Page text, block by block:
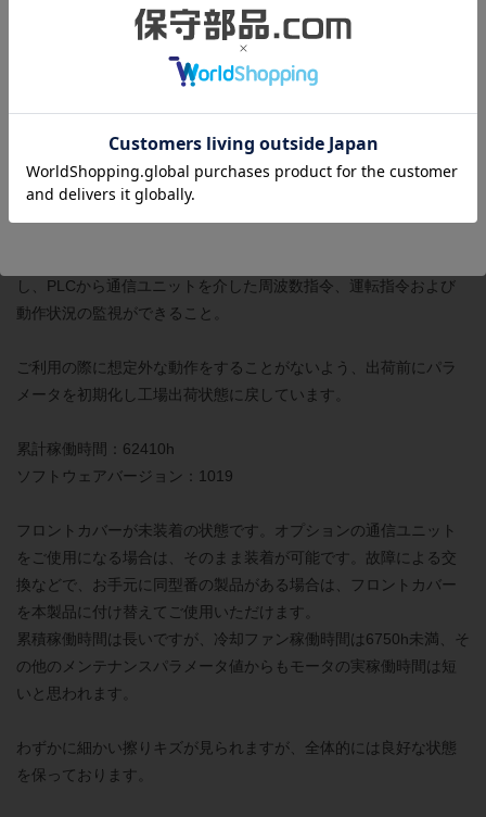
・多機能接点入力によるモータの正転/逆転および周波数の選択が
・主速指令パルス列入力およびアナログ電圧入力による速度制御
・多機能ホトカプラ出力および接点出力に接続したランプが、ON
信号により点灯すること。
・出力周波数に応じて、アナログモニタ出力の電圧およびパルス
し、PLCから通信ユニットを介した周波数指令、運転指令および
動作状況の監視ができること。
ご利用の際に想定外な動作をすることがないよう、出荷前にパラ
メータを初期化し工場出荷状態に戻しています。
累計稼働時間：62410h
ソフトウェアバージョン：1019
フロントカバーが未装着の状態です。オプションの通信ユニット
をご使用になる場合は、そのまま装着が可能です。故障による交
換などで、お手元に同型番の製品がある場合は、フロントカバー
を本製品に付け替えてご使用いただけます。
累積稼働時間は長いですが、冷却ファン稼働時間は6750h未満、そ
の他のメンテナンスパラメータ値からもモータの実稼働時間は短
いと思われます。
わずかに細かい擦りキズが見られますが、全体的には良好な状態
を保っております。